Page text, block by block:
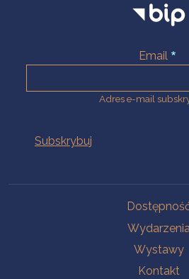
Email
Adres e-mail
Wydarzenia
Wystawy
Kontakt